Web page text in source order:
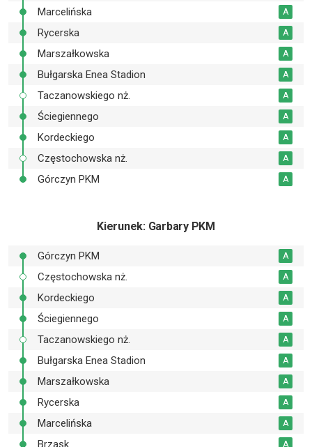
Marcelińska A
Rycerska A
Marszałkowska A
Bułgarska Enea Stadion A
Taczanowskiego nż. A
Ściegiennego A
Kordeckiego A
Częstochowska nż. A
Górczyn PKM A
Kierunek: Garbary PKM
Górczyn PKM A
Częstochowska nż. A
Kordeckiego A
Ściegiennego A
Taczanowskiego nż. A
Bułgarska Enea Stadion A
Marszałkowska A
Rycerska A
Marcelińska A
Brzask A